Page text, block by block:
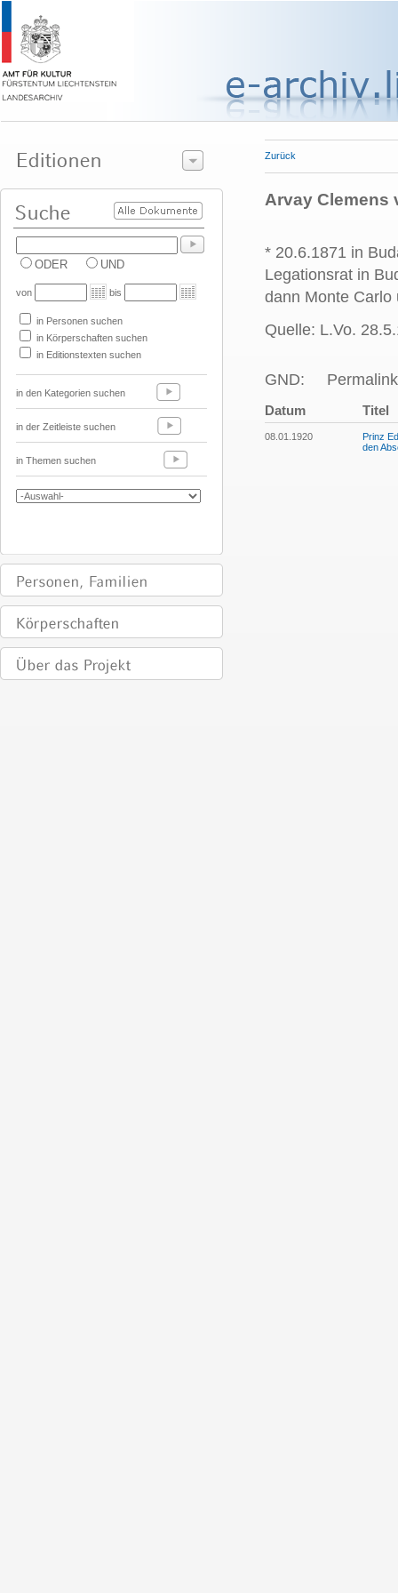
ODER UND
von bis
in Personen suchen
in Körperschaften suchen
in Editionstexten suchen
in den Kategorien suchen
in der Zeitleiste suchen
in Themen suchen
Zurück
Arvay Clemens
* 20.6.1871 in
Legationsrat in
dann Monte Carlo
Quelle: L.Vo.
GND:
Datum Titel
08.01.1920
Prinz
den